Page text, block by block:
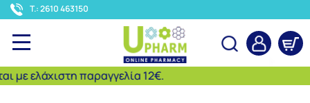
T.: 2610 463150
ελάχιστη παραγγελία 12€.
Αναζήτηση